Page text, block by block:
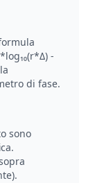
-
di fase.
sono